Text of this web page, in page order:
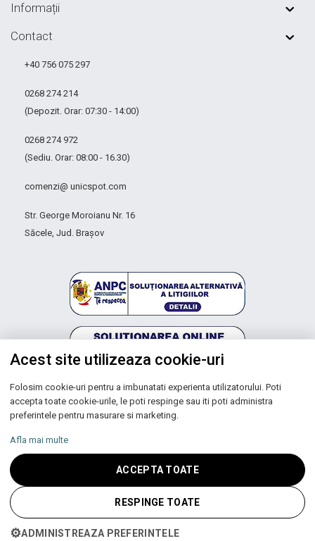
Informații
Contact
+40 756 075 297
0268 274 214
(Depozit. Orar: 07:30 - 14:00)
0268 274 972
(Sediu. Orar: 08:00 - 16.30)
comenzi@ unicspot.com
Str. George Moroianu Nr. 16
Săcele, Jud. Brașov
Autoritatea Națională pentru Protecția Consumatorilor
Copyright © 2026 UNIC SPOT RO S.R.L.
CUI: RO 13753590, Reg. Com. J200100027208
Acest site utilizeaza cookie-uri
Folosim cookie-uri pentru a imbunatati experienta utilizatorului. Poti
accepta toate cookie-urile, le poti respinge sau iti poti administra
preferintele pentru masurare si marketing.
Afla mai multe
ACCEPTA TOATE
RESPINGE TOATE
⚙ADMINISTREAZA PREFERINTELE